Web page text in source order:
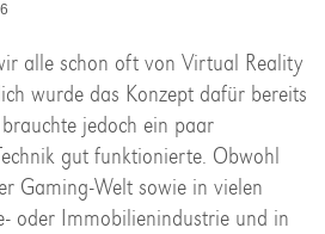
alle schon oft von Virtual Reality
wurde das Konzept dafür bereits
jedoch ein paar
gut funktionierte. Obwohl
Gaming-Welt sowie in vielen
oder Immobilienindustrie und in